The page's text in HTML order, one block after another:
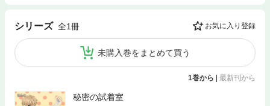
シリーズ 全1冊 お気に入り登録
未購入巻をまとめて買う
1巻から | 最新刊から
秘密の試着室